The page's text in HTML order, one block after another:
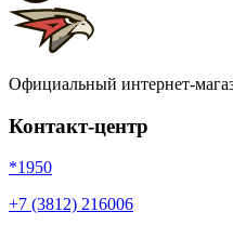
Официальный интернет-
Контакт-центр
*1950
+7 (3812) 216006